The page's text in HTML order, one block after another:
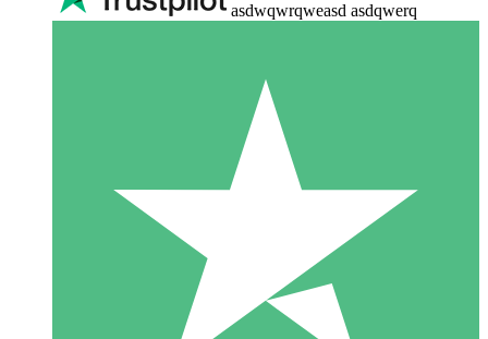
asdwqwrqweasd asdqwerq